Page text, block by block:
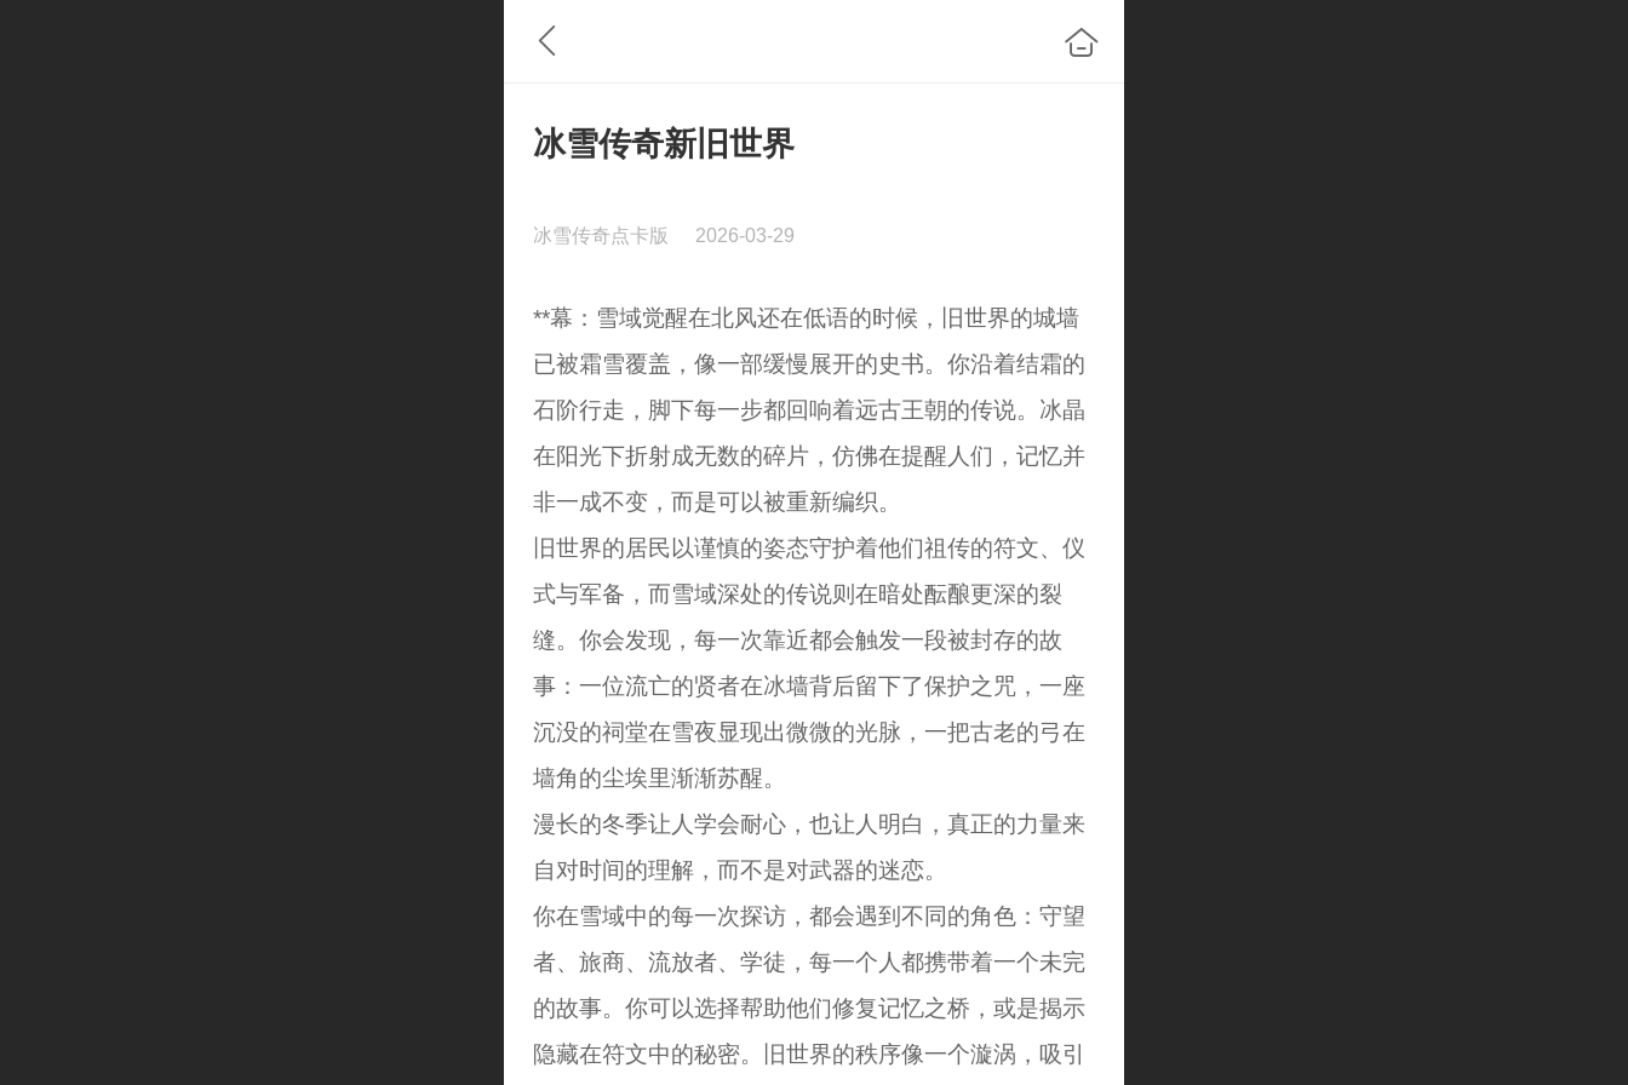
冰雪传奇新旧世界
冰雪传奇点卡版 2026-03-29
**幕：雪域觉醒在北风还在低语的时候，旧世界的城墙
已被霜雪覆盖，像一部缓慢展开的史书。你沿着结霜的
石阶行走，脚下每一步都回响着远古王朝的传说。冰晶
在阳光下折射成无数的碎片，仿佛在提醒人们，记忆并
非一成不变，而是可以被重新编织。
旧世界的居民以谨慎的姿态守护着他们祖传的符文、仪
式与军备，而雪域深处的传说则在暗处酝酿更深的裂
缝。你会发现，每一次靠近都会触发一段被封存的故
事：一位流亡的贤者在冰墙背后留下了保护之咒，一座
沉没的祠堂在雪夜显现出微微的光脉，一把古老的弓在
墙角的尘埃里渐渐苏醒。
漫长的冬季让人学会耐心，也让人明白，真正的力量来
自对时间的理解，而不是对武器的迷恋。
你在雪域中的每一次探访，都会遇到不同的角色：守望
者、旅商、流放者、学徒，每一个人都携带着一个未完
的故事。你可以选择帮助他们修复记忆之桥，或是揭示
隐藏在符文中的秘密。旧世界的秩序像一个漩涡，吸引